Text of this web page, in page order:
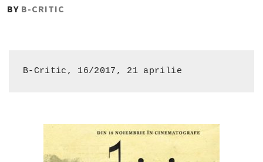
PUBLISHED
APRILIE
BY B-CRITIC
B-Critic, 16/2017, 21 aprilie